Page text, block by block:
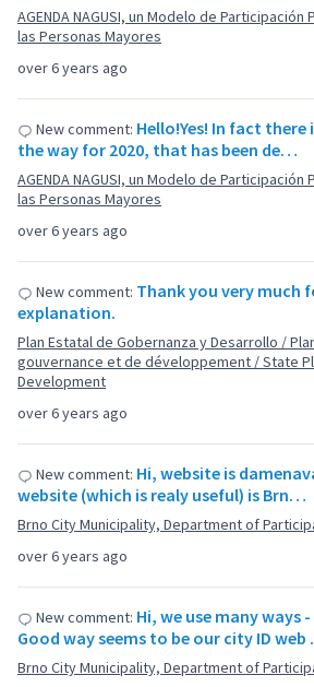
over 6 years ago
AGENDA NAGUSI, un Modelo de
las Personas Mayores
over 6 years ago
New comment: Hello!Yes! In fact
the way for 2020, that has been de…
AGENDA NAGUSI, un Modelo de
las Personas Mayores
over 6 years ago
New comment: Thank you very much
explanation.
Plan Estatal de Gobernanza y Desarrollo /
gouvernance et de développement / State
Development
over 6 years ago
New comment: Hi, website is
website (which is realy useful) is Brn…
Brno City Municipality, Department of
New comment: Hi, we use many ways
Good way seems to be our city ID
Brno City Municipality, Department of